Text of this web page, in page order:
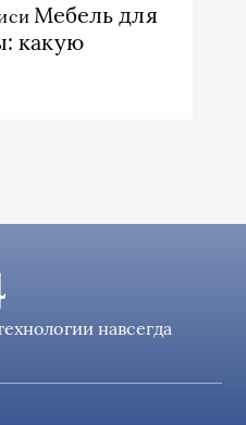
Мебель для
какую
навсегда